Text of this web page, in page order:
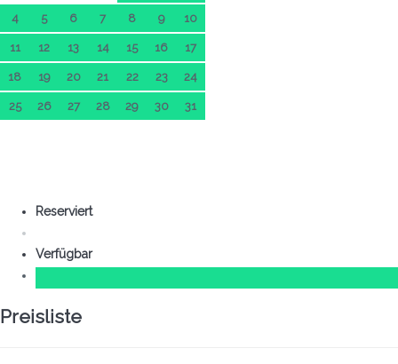
4 5 6 7 8 9 10
11 12 13 14 15 16 17
18 19 20 21 22 23 24
25 26 27 28 29 30 31
Reserviert
Verfügbar
Preisliste